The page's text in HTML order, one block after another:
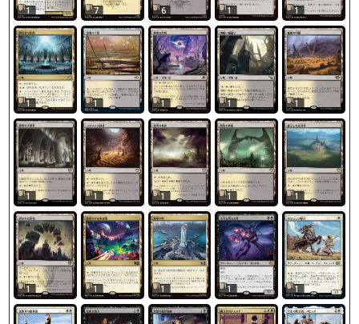
1 7 6 1 1
1 1 1 1 1
1 1 1 1 1
1 1 1 1 1